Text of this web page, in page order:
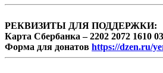
РЕКВИЗИТЫ ДЛЯ ПОДДЕРЖКИ:
Карта Сбербанка – 2202 2072 1610
Форма для донатов https://dzen.ru/